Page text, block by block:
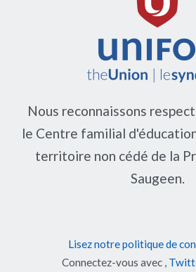
Nous reconnaissons
le Centre familial
territoire non cédé de la
Saugeen.
Lisez notre politique de
Connectez-vous avec ,